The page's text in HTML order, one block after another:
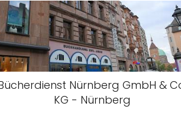
Nürnberg GmbH &
KG - Nürnberg